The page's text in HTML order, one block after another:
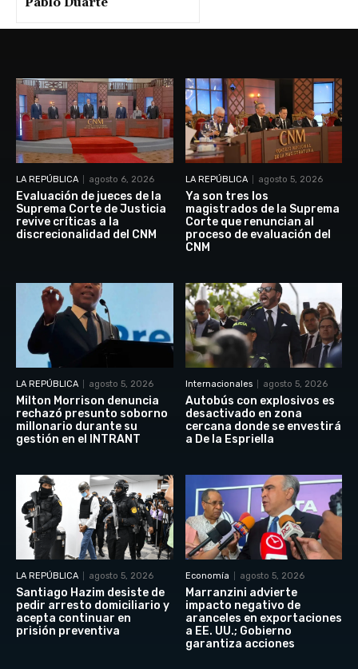
LA REPÚBLICA agosto 6, 2026
Evaluación de jueces de la
Suprema Corte de Justicia
revive críticas a la
discrecionalidad del CNM
LA REPÚBLICA agosto 5, 2026
Ya son tres los
magistrados de la Suprema
Corte que renuncian al
proceso de evaluación del
CNM
LA REPÚBLICA agosto 5, 2026
Milton Morrison denuncia
rechazó presunto soborno
millonario durante su
gestión en el INTRANT
Internacionales agosto 5, 2026
Autobús con explosivos es
desactivado en zona
cercana donde se envestirá
a De la Espriella
LA REPÚBLICA agosto 5, 2026
Santiago Hazim desiste de
pedir arresto domiciliario y
acepta continuar en
prisión preventiva
Economía agosto 5, 2026
Marranzini advierte
impacto negativo de
aranceles en exportaciones
a EE. UU.; Gobierno
garantiza acciones